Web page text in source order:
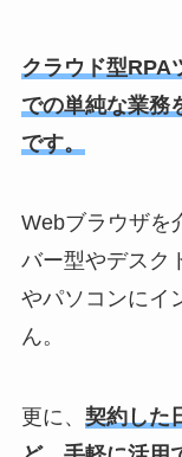
クラウド型RPA
での単純な業務
です。
Webブラウザを
バー型やデスク
やパソコンにイ
ん。
更に、 契約した